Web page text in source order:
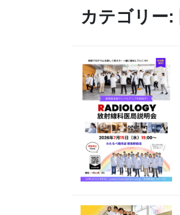
カテゴリー: